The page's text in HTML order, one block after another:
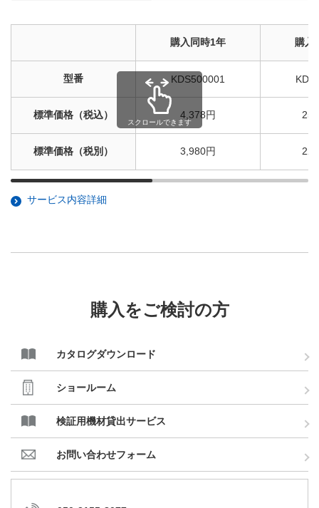
購入同時1年 購入
型番 KDS500001
標準価格（税込） 4,378円
標準価格（税別） 3,980円
スクロールできます
サービス内容詳細
購入をご検討の方
カタログダウンロード
ショールーム
検証用機材貸出サービス
お問い合わせフォーム